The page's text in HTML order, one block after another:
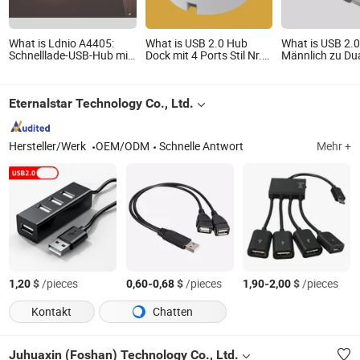
What is Ldnio A4405:
Schnelllade-USB-Hub mit
What is USB 2.0 Hub
Dock mit 4 Ports Stil Nr.
What is USB
Männlich zu
Eternalstar Technology Co., Ltd.
Hersteller/Werk OEM/ODM Schnelle Antwort Mehr +
1,20$/pieces 0,60-0,68$/pieces 1,90-2,00$/pieces
Kontakt
Chatten
Juhuaxin (Foshan) Technology Co., Ltd.